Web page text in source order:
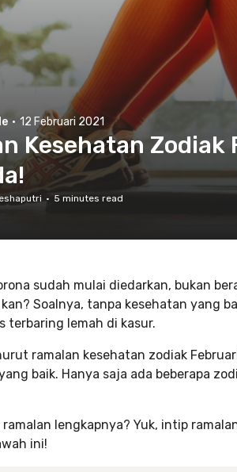
· 12 Februari 2021
Kesehatan
· 5 minutes read
sudah mulai diedarkan, bukan
Soalnya, tanpa kesehatan yang
terbaring lemah di kasur.
ramalan kesehatan zodiak
baik. Hanya saja ada beberapa
lengkapnya? Yuk, intip
ini!